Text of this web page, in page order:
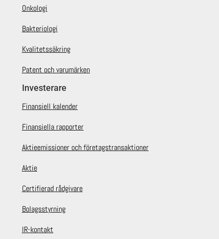
Onkologi
Bakteriologi
Kvalitetssäkring
Patent och varumärken
Investerare
Finansiell kalender
Finansiella rapporter
Aktieemissioner och företagstransaktioner
Aktie
Certifierad rådgivare
Bolagsstyrning
IR-kontakt